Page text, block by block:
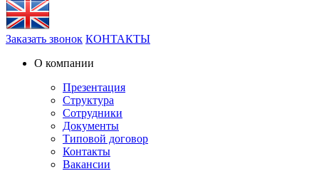
Заказать звонок КОНТАКТЫ
О компании
Презентация
Структура
Сотрудники
Документы
Типовой договор
Контакты
Вакансии